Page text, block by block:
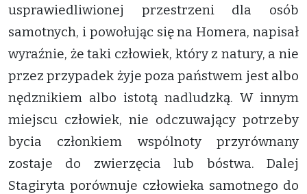
usprawiedliwionej przestrzeni dla osób
samotnych, i powołując się na Homera, napisał
wyraźnie, że taki człowiek, który z natury, a nie
przez przypadek żyje poza państwem jest albo
nędznikiem albo istotą nadludzką. W innym
miejscu człowiek, nie odczuwający potrzeby
bycia członkiem wspólnoty przyrównany
zostaje do zwierzęcia lub bóstwa. Dalej
Stagiryta porównuje człowieka samotnego do